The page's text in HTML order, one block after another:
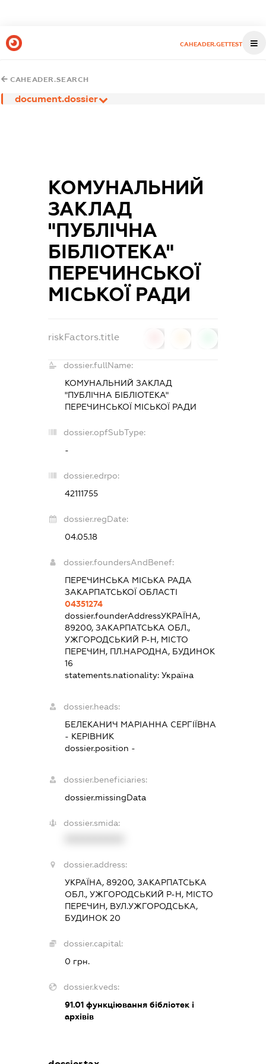
CAHEADER.GETTEST
CAHEADER.SEARCH
document.dossier
КОМУНАЛЬНИЙ
ЗАКЛАД
"ПУБЛІЧНА
БІБЛІОТЕКА"
ПЕРЕЧИНСЬКОЇ
МІСЬКОЇ РАДИ
riskFactors.title
dossier.fullName:
КОМУНАЛЬНИЙ ЗАКЛАД
"ПУБЛІЧНА БІБЛІОТЕКА"
ПЕРЕЧИНСЬКОЇ МІСЬКОЇ РАДИ
dossier.opfSubType:
-
dossier.edrpo:
42111755
dossier.regDate:
04.05.18
dossier.foundersAndBenef:
ПЕРЕЧИНСЬКА МІСЬКА РАДА
ЗАКАРПАТСЬКОЇ ОБЛАСТІ
04351274
dossier.founderAddressУКРАЇНА,
89200, ЗАКАРПАТСЬКА ОБЛ.,
УЖГОРОДСЬКИЙ Р-Н, МІСТО
ПЕРЕЧИН, ПЛ.НАРОДНА, БУДИНОК
16
statements.nationality: Україна
dossier.heads:
БЕЛЕКАНИЧ МАРІАННА СЕРГІЇВНА
- КЕРІВНИК
dossier.position -
dossier.beneficiaries:
dossier.missingData
dossier.smida:
dossier.address:
УКРАЇНА, 89200, ЗАКАРПАТСЬКА
ОБЛ., УЖГОРОДСЬКИЙ Р-Н, МІСТО
ПЕРЕЧИН, ВУЛ.УЖГОРОДСЬКА,
БУДИНОК 20
dossier.capital:
0 грн.
dossier.kveds:
91.01функціювання бібліотек і
архівів